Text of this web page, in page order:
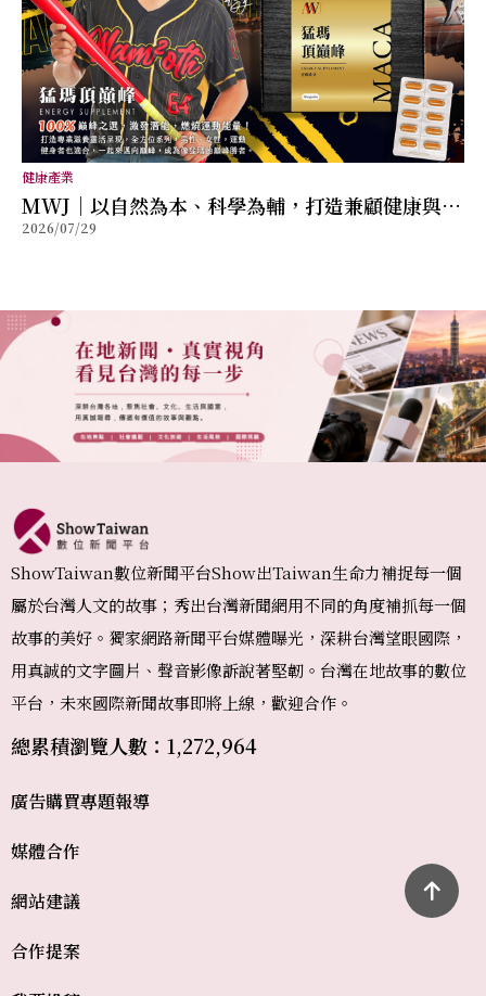
健康產業
MWJ｜以自然為本、科學為輔，打造兼顧健康與幸
福的全方位保健品牌
2026/07/29
ShowTaiwan數位新聞平台Show出Taiwan生命力補捉每一個
屬於台灣人文的故事；秀出台灣新聞網用不同的角度補抓每一個
故事的美好。獨家網路新聞平台媒體曝光，深耕台灣望眼國際，
用真誠的文字圖片、聲音影像訴說著堅韌。台灣在地故事的數位
平台，未來國際新聞故事即將上線，歡迎合作。
總累積瀏覽人數：1,272,964
廣告購買
媒體合作
網站建議
合作提案
專題報導